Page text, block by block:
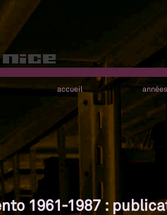
accueil années
1961-1987 :